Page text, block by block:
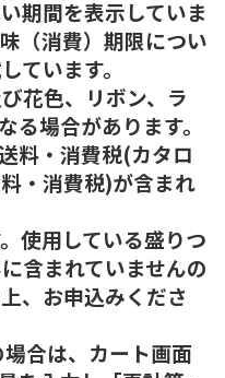
期間を表示していま
（消費）期限につい
ています。
花色、リボン、ラ
る場合があります。
料・消費税(カタロ
・消費税)が含まれ
使用している盛りつ
含まれていませんの
、お申込みくださ
合は、カート画面